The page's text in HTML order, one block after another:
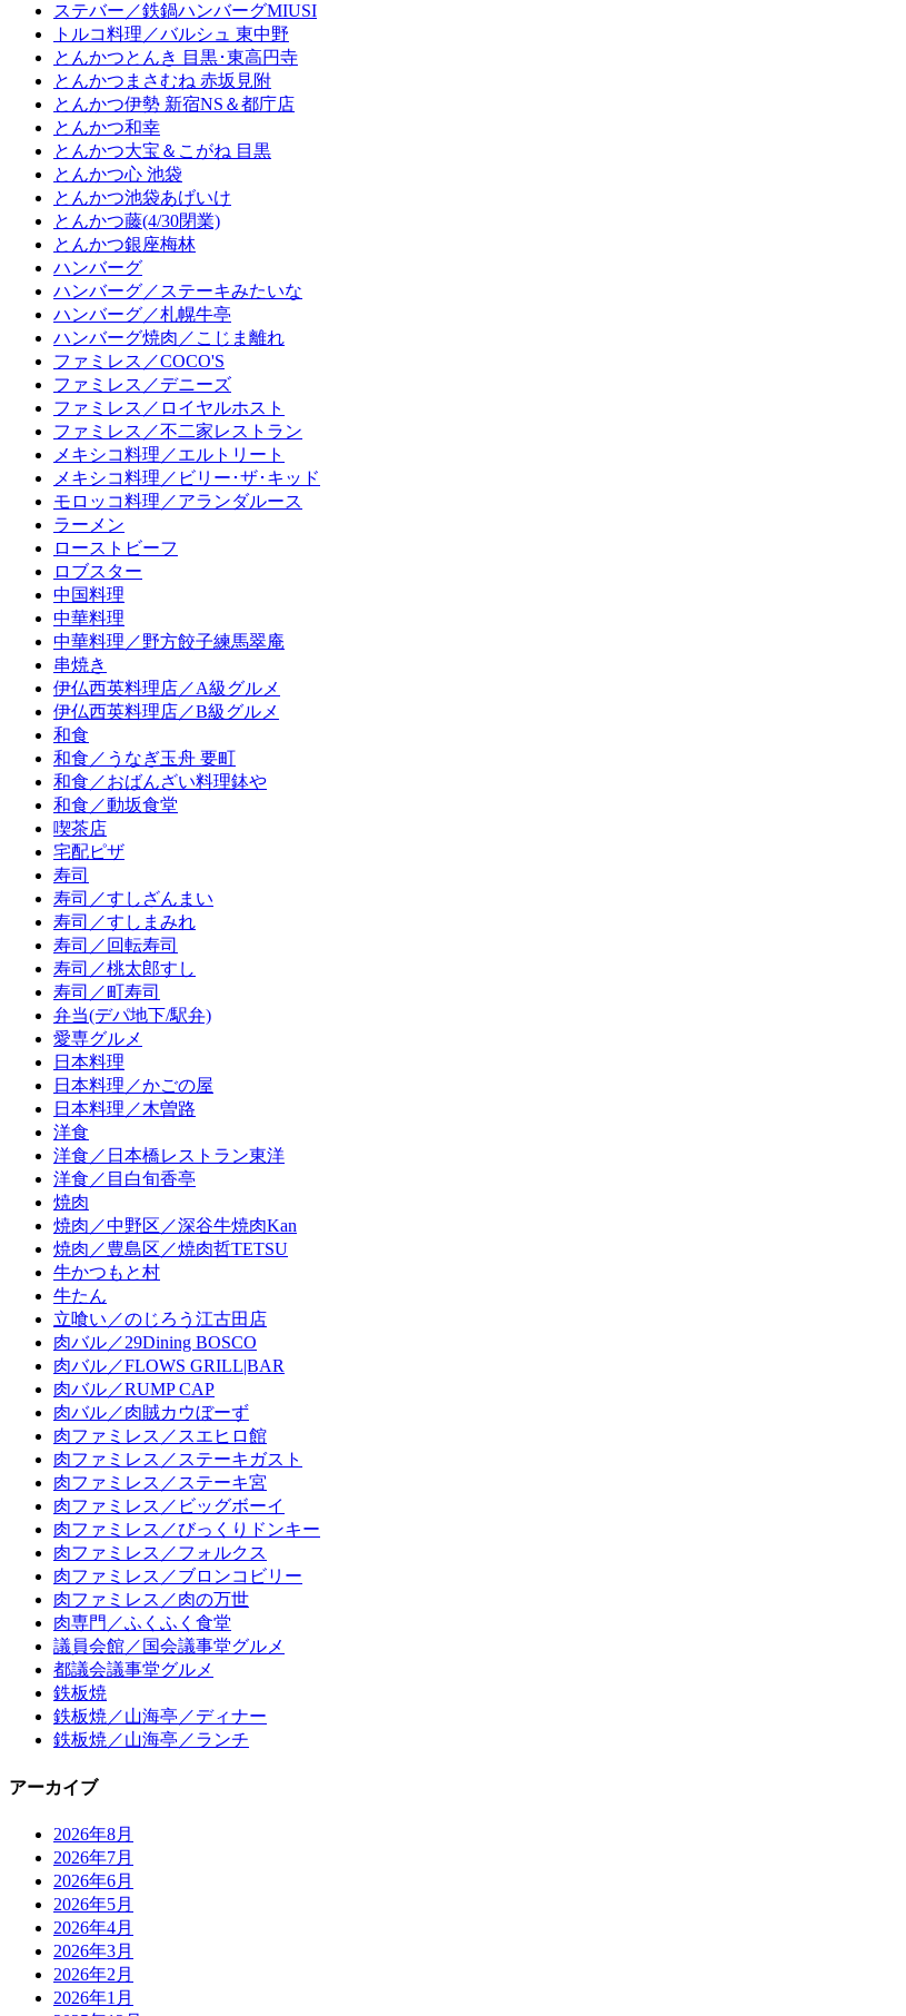
ステバー／鉄鍋ハンバーグMIUSI
トルコ料理／バルシュ 東中野
とんかつとんき 目黒･東高円寺
とんかつまさむね 赤坂見附
とんかつ伊勢 新宿NS＆都庁店
とんかつ和幸
とんかつ大宝＆こがね 目黒
とんかつ心 池袋
とんかつ池袋あげいけ
とんかつ藤(4/30閉業)
とんかつ銀座梅林
ハンバーグ
ハンバーグ／ステーキみたいな
ハンバーグ／札幌牛亭
ハンバーグ焼肉／こじま離れ
ファミレス／COCO'S
ファミレス／デニーズ
ファミレス／ロイヤルホスト
ファミレス／不二家レストラン
メキシコ料理／エルトリート
メキシコ料理／ビリー･ザ･キッド
モロッコ料理／アランダルース
ラーメン
ローストビーフ
ロブスター
中国料理
中華料理
中華料理／野方餃子練馬翠庵
串焼き
伊仏西英料理店／A級グルメ
伊仏西英料理店／B級グルメ
和食
和食／うなぎ玉舟 要町
和食／おばんざい料理鉢や
和食／動坂食堂
喫茶店
宅配ピザ
寿司
寿司／すしざんまい
寿司／すしまみれ
寿司／回転寿司
寿司／桃太郎すし
寿司／町寿司
弁当(デパ地下/駅弁)
愛専グルメ
日本料理
日本料理／かごの屋
日本料理／木曽路
洋食
洋食／日本橋レストラン東洋
洋食／目白旬香亭
焼肉
焼肉／中野区／深谷牛焼肉Kan
焼肉／豊島区／焼肉哲TETSU
牛かつもと村
牛たん
立喰い／のじろう江古田店
肉バル／29Dining BOSCO
肉バル／FLOWS GRILL|BAR
肉バル／RUMP CAP
肉バル／肉賊カウぼーず
肉ファミレス／スエヒロ館
肉ファミレス／ステーキガスト
肉ファミレス／ステーキ宮
肉ファミレス／ビッグボーイ
肉ファミレス／びっくりドンキー
肉ファミレス／フォルクス
肉ファミレス／ブロンコビリー
肉ファミレス／肉の万世
肉専門／ふくふく食堂
議員会館／国会議事堂グルメ
都議会議事堂グルメ
鉄板焼
鉄板焼／山海亭／ディナー
鉄板焼／山海亭／ランチ
アーカイブ
2026年8月
2026年7月
2026年6月
2026年5月
2026年4月
2026年3月
2026年2月
2026年1月